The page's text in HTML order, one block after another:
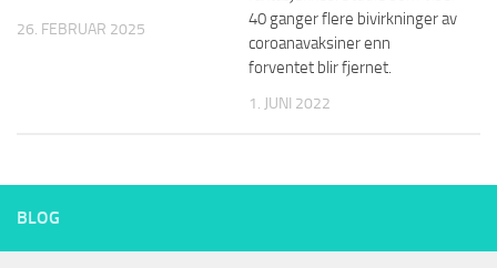
26. FEBRUAR 2025
40 ganger flere bivirkninger av
coroanavaksiner enn
forventet blir fjernet.
1. JUNI 2022
BLOG